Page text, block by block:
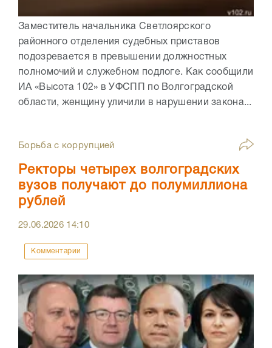
Заместитель начальника Светлоярского
районного отделения судебных приставов
подозревается в превышении должностных
полномочий и служебном подлоге. Как сообщили
ИА «Высота 102» в УФСПП по Волгоградской
области, женщину уличили в нарушении закона...
Борьба с коррупцией
Ректоры четырех волгоградских
вузов получают до полумиллиона
рублей
29.06.2026 14:10
Комментарии